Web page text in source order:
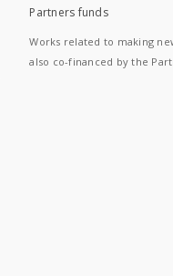
Partners funds
Works related to making
also co-financed by the